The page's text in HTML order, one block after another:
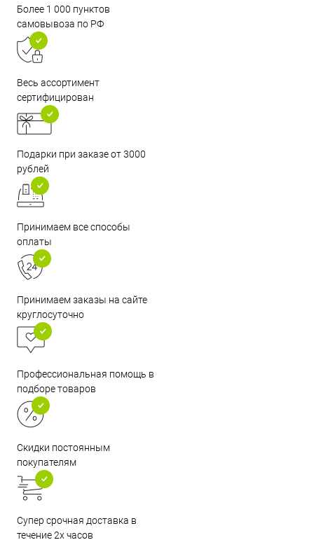
Более 1 000 пунктов
самовывоза по РФ
Весь ассортимент
сертифицирован
Подарки при заказе от 3000
рублей
Принимаем все способы
оплаты
Принимаем заказы на сайте
круглосуточно
Профессиональная помощь в
подборе товаров
Скидки постоянным
покупателям
Супер срочная доставка в
течение 2х часов